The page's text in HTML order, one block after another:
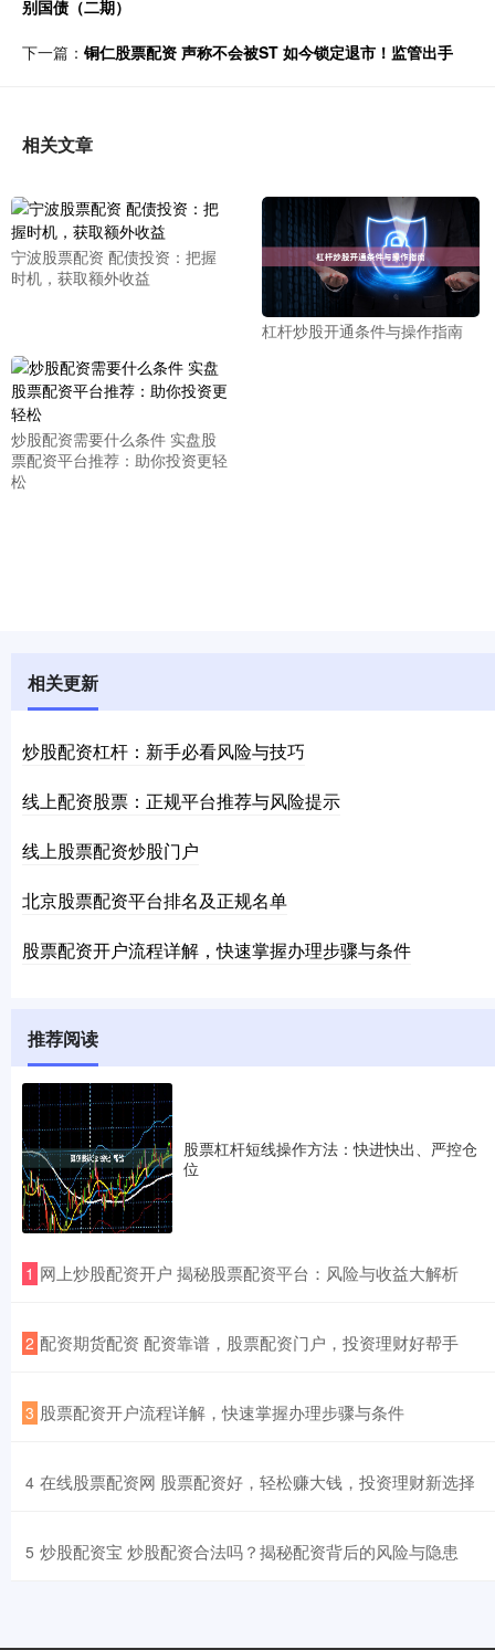
别国债（二期）
下一篇： 铜仁股票配资 声称不会被ST 如今锁定退市！监管出手
相关文章
宁波股票配资 配债投资：把握
时机，获取额外收益
杠杆炒股开通条件与操作指南
炒股配资需要什么条件 实盘股
票配资平台推荐：助你投资更轻
松
相关更新
炒股配资杠杆：新手必看风险与技巧
线上配资股票：正规平台推荐与风险提示
线上股票配资炒股门户
北京股票配资平台排名及正规名单
股票配资开户流程详解，快速掌握办理步骤与条件
推荐阅读
股票杠杆短线操作方法：快进快出、严控仓
位
1 ​网上炒股配资开户 揭秘股票配资平台：风险与收益大解析
2 ​配资期货配资 配资靠谱，股票配资门户，投资理财好帮手
3 ​股票配资开户流程详解，快速掌握办理步骤与条件
4 ​在线股票配资网 股票配资好，轻松赚大钱，投资理财新选择
5 ​炒股配资宝 炒股配资合法吗？揭秘配资背后的风险与隐患